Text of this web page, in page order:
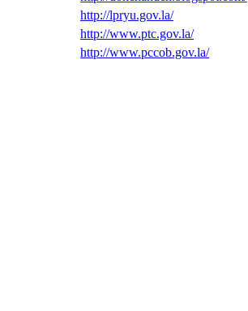
http://lpryu.gov.la/
http://www.ptc.gov.la/
http://www.pccob.gov.la/